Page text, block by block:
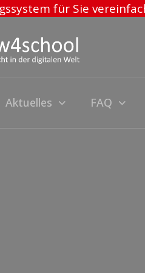
für Sie
Aktuelles FAQ